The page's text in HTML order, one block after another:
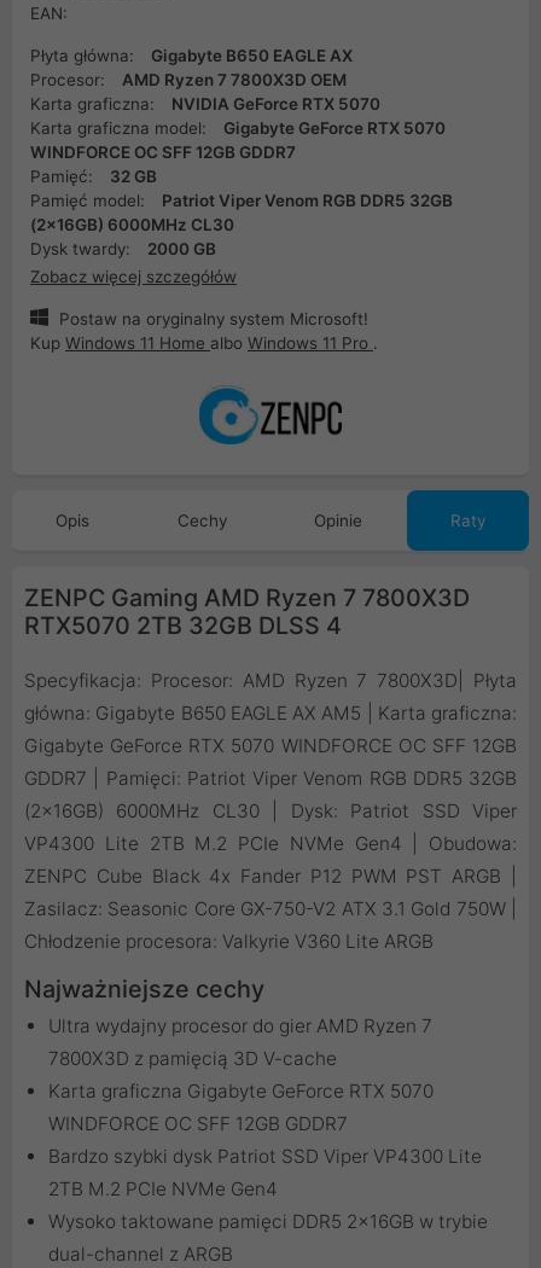
EAN:
Płyta główna:
Gigabyte B650 EAGLE AX
Procesor:
AMD Ryzen 7 7800X3D OEM
Karta graficzna:
NVIDIA GeForce RTX 5070
Karta graficzna model:
Gigabyte GeForce RTX 5070
WINDFORCE OC SFF 12GB GDDR7
Pamięć:
32 GB
Pamięć model:
Patriot Viper Venom RGB DDR5 32GB
(2x16GB) 6000MHz CL30
Dysk twardy:
2000 GB
Zobacz więcej szczegółów
Postaw na oryginalny system Microsoft!
Kup Windows 11 Home albo Windows 11 Pro .
Opis Cechy Opinie Raty
ZENPC Gaming AMD Ryzen 7 7800X3D
RTX5070 2TB 32GB DLSS 4
Specyfikacja: Procesor: AMD Ryzen 7 7800X3D| Płyta
główna: Gigabyte B650 EAGLE AX AM5 | Karta graficzna:
Gigabyte GeForce RTX 5070 WINDFORCE OC SFF 12GB
GDDR7 | Pamięci: Patriot Viper Venom RGB DDR5 32GB
(2x16GB) 6000MHz CL30 | Dysk: Patriot SSD Viper
VP4300 Lite 2TB M.2 PCIe NVMe Gen4 | Obudowa:
ZENPC Cube Black 4x Fander P12 PWM PST ARGB |
Zasilacz: Seasonic Core GX-750-V2 ATX 3.1 Gold 750W |
Chłodzenie procesora: Valkyrie V360 Lite ARGB
Najważniejsze cechy
Ultra wydajny procesor do gier AMD Ryzen 7
7800X3D z pamięcią 3D V-cache
Karta graficzna Gigabyte GeForce RTX 5070
WINDFORCE OC SFF 12GB GDDR7
Bardzo szybki dysk Patriot SSD Viper VP4300 Lite
2TB M.2 PCIe NVMe Gen4
Wysoko taktowane pamięci DDR5 2x16GB w trybie
dual-channel z ARGB